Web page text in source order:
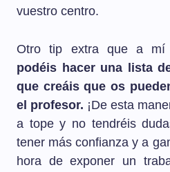
vuestro centro.
Otro tip extra que a mí
podéis hacer una lista
que creáis que os
el profesor. ¡De esta
a tope y no tendréis
tener más confianza y a
hora de exponer un